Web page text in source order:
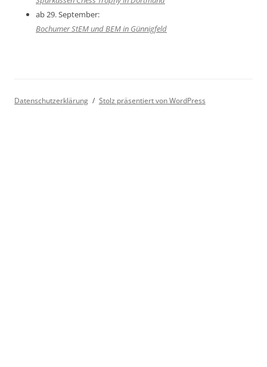
ab 29. September:
Bochumer StEM und BEM in Günnigfeld
Datenschutzerklärung Stolz präsentiert von WordPress